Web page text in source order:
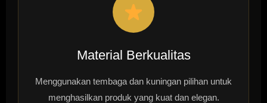
Material Berkualitas
Menggunakan tembaga dan kuningan pilihan untuk
menghasilkan produk yang kuat dan elegan.